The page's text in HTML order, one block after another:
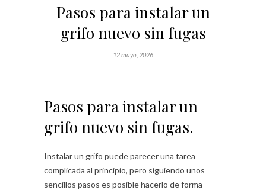
Pasos para instalar un
grifo nuevo sin fugas
12 mayo, 2026
Pasos para instalar un
grifo nuevo sin fugas.
Instalar un grifo puede parecer una tarea
complicada al principio, pero siguiendo unos
sencillos pasos es posible hacerlo de forma